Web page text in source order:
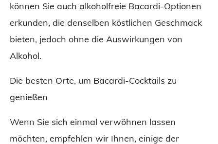
können Sie auch alkoholfreie Bacardi-Optionen
erkunden, die denselben köstlichen Geschmack
bieten, jedoch ohne die Auswirkungen von
Alkohol.
Die besten Orte, um Bacardi-Cocktails zu
genießen
Wenn Sie sich einmal verwöhnen lassen
möchten, empfehlen wir Ihnen, einige der